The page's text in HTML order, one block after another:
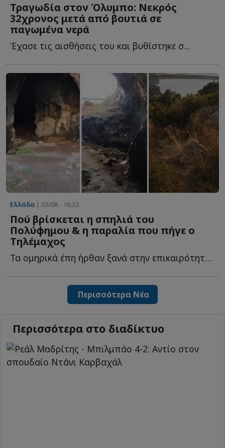
Τραγωδία στον Όλυμπο: Νεκρός
32χρονος μετά από βουτιά σε
παγωμένα νερά
Έχασε τις αισθήσεις του και βυθίστηκε σ...
Ελλάδα | 03/08 - 16:32
Πού βρίσκεται η σπηλιά του
Πολύφημου & η παραλία που πήγε ο
Τηλέμαχος
Τα ομηρικά έπη ήρθαν ξανά στην επικαιρότητα με την υ...
Περισσότερα Νέα
Περισσότερα στο διαδίκτυο